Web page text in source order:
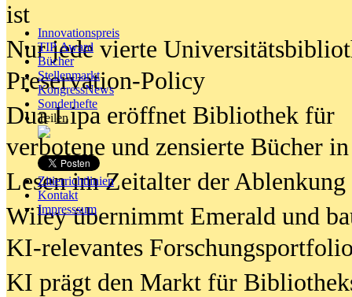
Innovationspreis
TIP Award
Bücher
Stellenmarkt
KongressNews
Sonderhefte
Teilen
Zitierrichtlinien
Kontakt
Impresssum
ist
Nur jede vierte
Preservation-Policy
Dua Lipa eröffnet Bibliothek für
verbotene und zensierte Bücher
Lesen im Zeitalter der Ablenkung
Wiley übernimmt Emerald und
KI-relevantes
KI prägt den Markt für